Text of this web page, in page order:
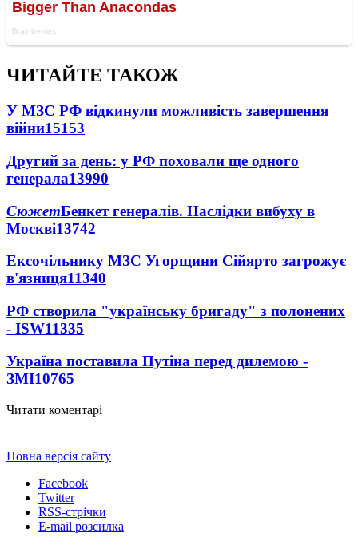
ЧИТАЙТЕ ТАКОЖ
У МЗС РФ відкинули можливість завершення
війни15153
Другий за день: у РФ поховали ще одного
генерала13990
СюжетБенкет генералів. Наслідки вибуху в
Москві13742
Ексочільнику МЗС Угорщини Сійярто загрожує
в'язниця11340
РФ створила "українську бригаду" з полонених
- ISW11335
Україна поставила Путіна перед дилемою -
ЗМІ10765
Читати коментарі
Повна версія сайту
Facebook
Twitter
RSS-стрічки
E-mail розсилка